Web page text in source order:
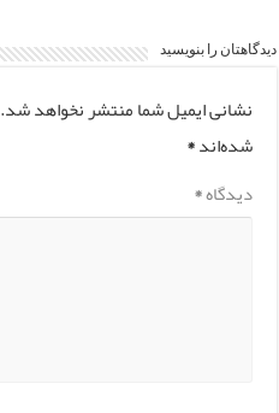
دیدگاهتان را بنویسید
نشانی ایمیل شما منتشر نخواهد شد.
شده‌اند*
دیدگاه*